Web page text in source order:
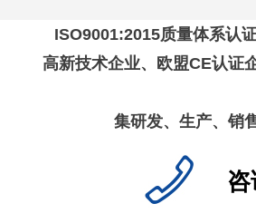
ISO9001:2015质量体系认
高新技术企业、欧盟CE认证
集研发、生产、销
咨